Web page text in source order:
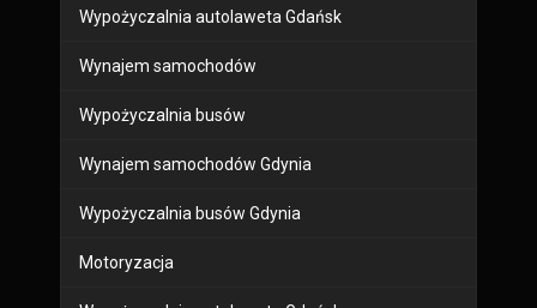
Wypożyczalnia autolaweta Gdańsk
Wynajem samochodów
Wypożyczalnia busów
Wynajem samochodów Gdynia
Wypożyczalnia busów Gdynia
Motoryzacja